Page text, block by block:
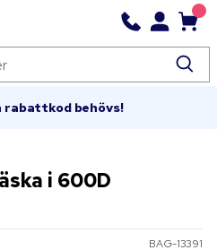
rabattkod behövs!
i 600D
BAG-13391